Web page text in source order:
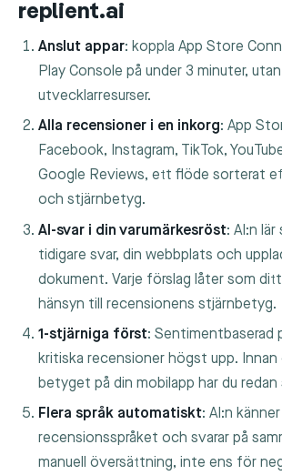
replient.ai
Anslut appar: koppla App Store
Play Console på under 3 minuter, utan
utvecklarresurser.
Alla recensioner i en inkorg: App
Facebook, Instagram, TikTok,
Google Reviews, ett flöde sorterat
och stjärnbetyg.
AI-svar i din varumärkesröst: AI:n lär
tidigare svar, din webbplats och
dokument. Varje förslag låter som
hänsyn till recensionens stjärnbetyg.
1-stjärniga först: Sentimentbaserad
kritiska recensioner högst upp. Innan
betyget på din mobilapp har du redan
Flera språk automatiskt: AI:n
recensionsspråket och svarar på
manuell översättning, inte ens för